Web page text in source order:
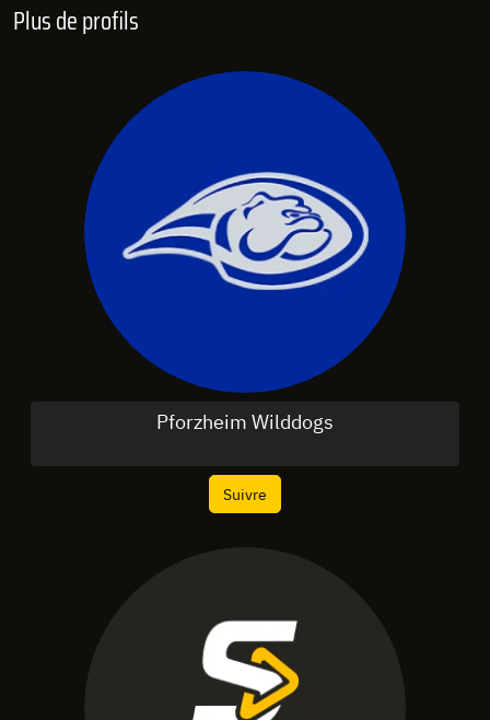
Plus de profils
Pforzheim Wilddogs
Suivre